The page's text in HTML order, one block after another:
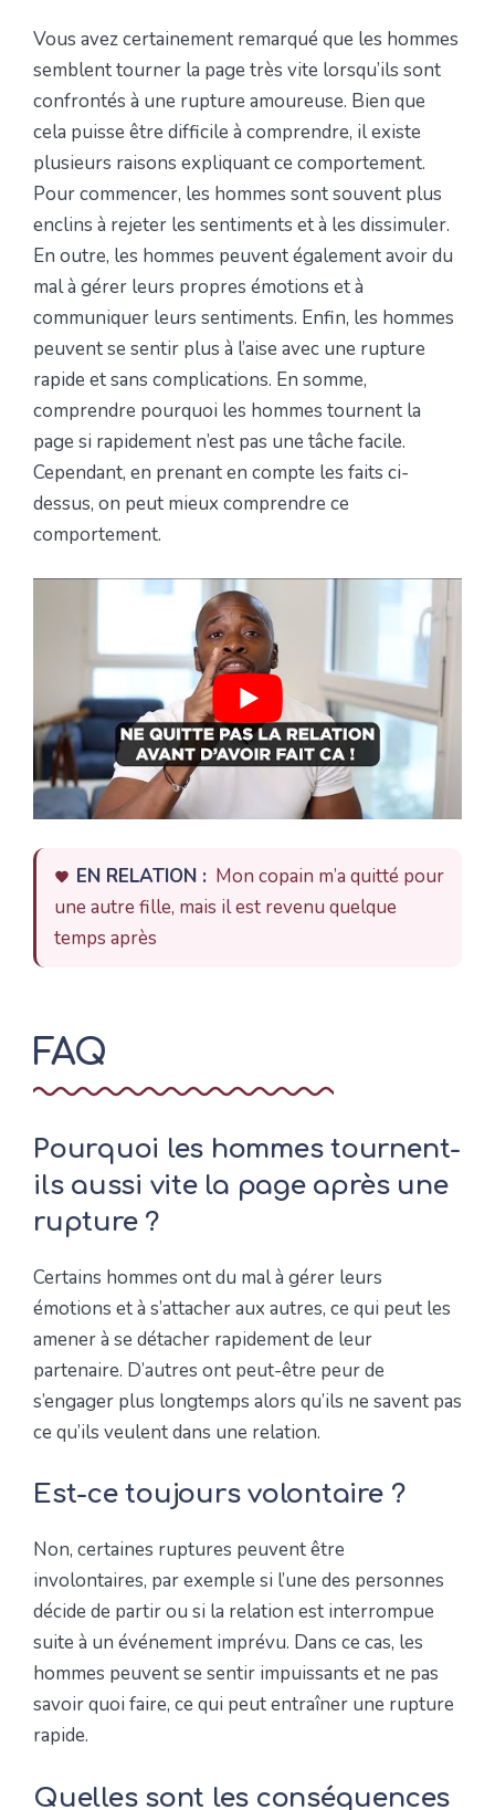
Vous avez certainement remarqué que les hommes
semblent tourner la page très vite lorsqu’ils sont
confrontés à une rupture amoureuse. Bien que
cela puisse être difficile à comprendre, il existe
plusieurs raisons expliquant ce comportement.
Pour commencer, les hommes sont souvent plus
enclins à rejeter les sentiments et à les dissimuler.
En outre, les hommes peuvent également avoir du
mal à gérer leurs propres émotions et à
communiquer leurs sentiments. Enfin, les hommes
peuvent se sentir plus à l’aise avec une rupture
rapide et sans complications. En somme,
comprendre pourquoi les hommes tournent la
page si rapidement n’est pas une tâche facile.
Cependant, en prenant en compte les faits ci-
dessus, on peut mieux comprendre ce
comportement.
EN RELATION : Mon copain m’a quitté pour
une autre fille, mais il est revenu quelque
temps après
FAQ
Pourquoi les hommes tournent-
ils aussi vite la page après une
rupture ?
Certains hommes ont du mal à gérer leurs
émotions et à s’attacher aux autres, ce qui peut les
amener à se détacher rapidement de leur
partenaire. D’autres ont peut-être peur de
s’engager plus longtemps alors qu’ils ne savent pas
ce qu’ils veulent dans une relation.
Est-ce toujours volontaire ?
Non, certaines ruptures peuvent être
involontaires, par exemple si l’une des personnes
décide de partir ou si la relation est interrompue
suite à un événement imprévu. Dans ce cas, les
hommes peuvent se sentir impuissants et ne pas
savoir quoi faire, ce qui peut entraîner une rupture
rapide.
Quelles sont les conséquences